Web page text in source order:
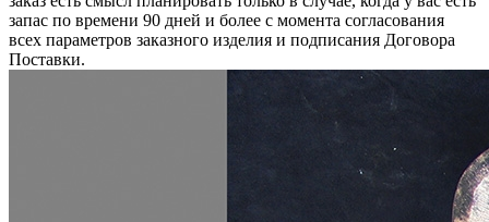
запас по времени 90 дней и более с момента согласования
всех параметров заказного изделия и подписания Договора
Поставки.